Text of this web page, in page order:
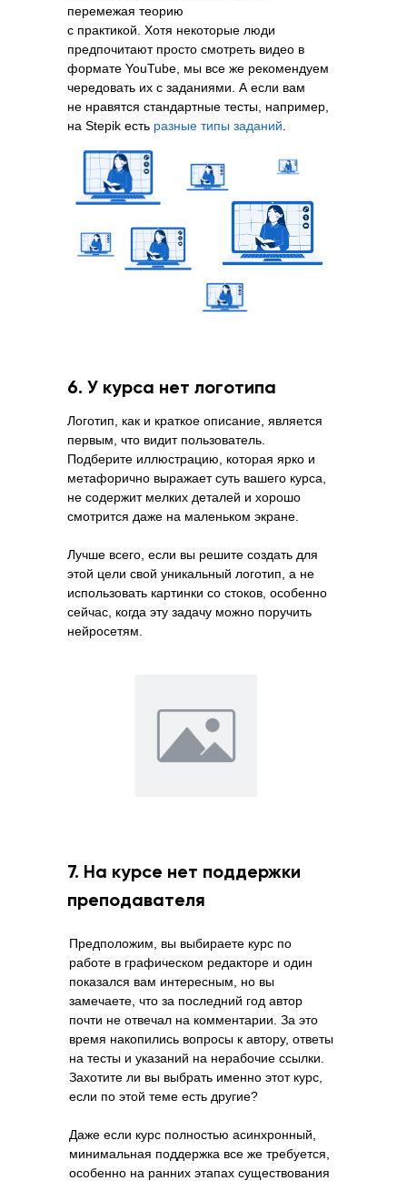
перемежая теорию
с практикой. Хотя некоторые люди
предпочитают просто смотреть видео в
формате YouTube, мы все же рекомендуем
чередовать их с заданиями. А если вам
не нравятся стандартные тесты, например,
на Stepik есть разные типы заданий
Логотип, как и краткое описание, является
первым, что видит пользователь.
Подберите иллюстрацию, которая ярко и
метафорично выражает суть вашего курса,
не содержит мелких деталей и хорошо
смотрится даже на маленьком экране.
Лучше всего, если вы решите создать для
этой цели свой уникальный логотип, а не
использовать картинки со стоков, особенно
сейчас, когда эту задачу можно поручить
нейросетям.
6. У курса нет логотипа
Предположим, вы выбираете курс по
работе в графическом редакторе и один
показался вам интересным, но вы
замечаете, что за последний год автор
почти не отвечал на комментарии. За это
время накопились вопросы к автору, ответы
на тесты и указаний на нерабочие ссылки.
Захотите ли вы выбрать именно этот курс,
если по этой теме есть другие?
Даже если курс полностью асинхронный,
минимальная поддержка все же требуется,
особенно на ранних этапах существования
7. На курсе нет поддержки
преподавателя